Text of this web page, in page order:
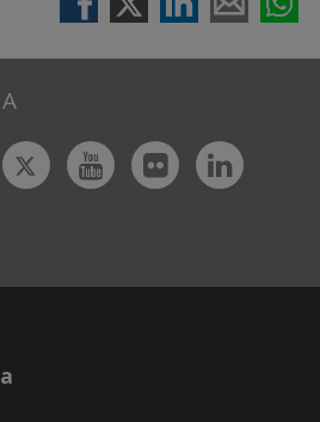
TwitterYoutubeFlickr